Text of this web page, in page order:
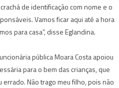
de identificação com nome e o
Vamos ficar aqui até a hora
para casa”, disse Eglandina.
pública Moara Costa apoiou
para o bem das crianças, que
Não trago meu filho, pois não